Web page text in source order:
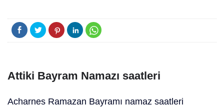
Attiki Bayram Namazı saatleri
Acharnes Ramazan Bayramı namaz saatleri